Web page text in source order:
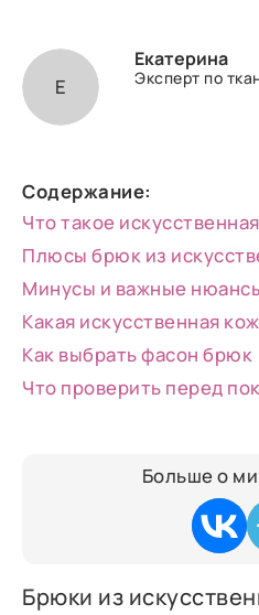
Брюки из
Е
Екатерина
Эксперт по
Содержание:
Что такое
Плюсы брюк из
Минусы и важные
Какая искусственная
Как выбрать фасон брюк
Что проверить перед
Больше о